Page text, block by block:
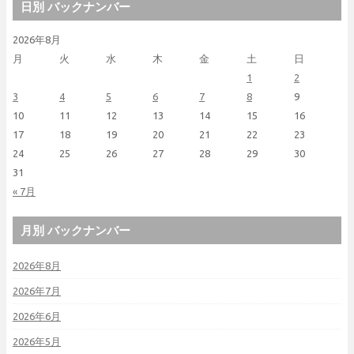
日別 バックナンバー
2026年8月
月
火 水 木 金 土 日
« 7月
1
2
3
4 5 6 7 8
9
10
11 12 13 14 15
16
17
18 19 20 21 22
23
24
25 26 27 28 29
30
31
月別 バックナンバー
2026年8月
2026年7月
2026年6月
2026年5月